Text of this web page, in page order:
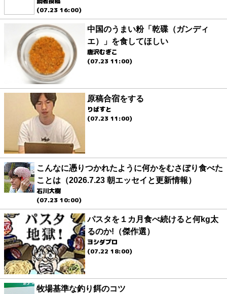
(07.23 16:00)
中国のうまい粉「乾碟（ガンディ
エ）」を食してほしい
唐沢むぎこ
(07.23 11:00)
原稿合宿をする
りばすと
(07.23 11:00)
こんなに憑りつかれたように何かをむさぼり食べた
ことは（2026.7.23 朝エッセイと更新情報）
石川大樹
(07.23 10:00)
パスタを１カ月食べ続けると何kg太
るのか!（傑作選）
ヨシダプロ
(07.22 18:00)
牧場基準な釣り餌のコツ